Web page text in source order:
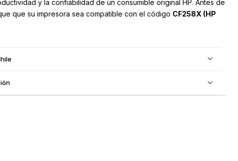
y la confiabilidad de un consumible original HP. Antes de
que su impresora sea compatible con el código CF258X (HP